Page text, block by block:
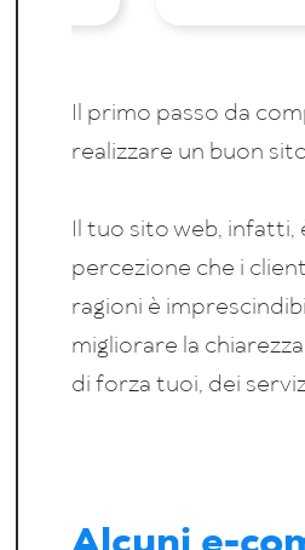
Il primo passo da
realizzare un buon
Il tuo sito web, infatti,
percezione che i
ragioni è
migliorare la
di forza tuoi, dei